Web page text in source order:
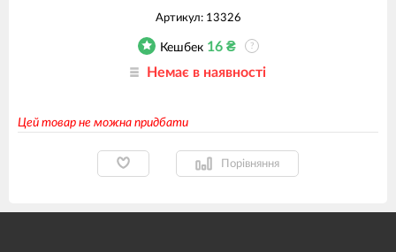
Артикул: 13326
Кешбек 16₴ ?
Немає в наявності
Цей товар не можна придбати
Порівняння